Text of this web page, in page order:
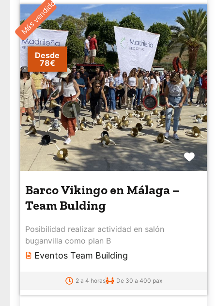
Desde
78€
Más vendido
Barco Vikingo en Málaga –
Team Bulding
Posibilidad realizar actividad en salón
buganvilla como plan B
Eventos Team Building
2 a 4 horas De 30 a 400 pax